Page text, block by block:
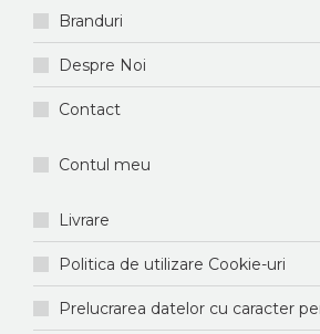
Branduri
Despre Noi
Contact
Contul meu
Livrare
Politica de utilizare Cookie-uri
Prelucrarea datelor cu caracter